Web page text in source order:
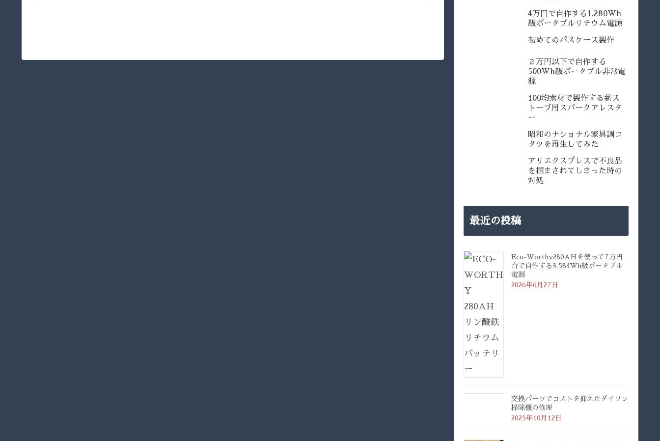
4万円で自作する1,280Wh
級ポータブルリチウム電源
初めてのパスケース製作
２万円以下で自作する
500Wh級ポータブル非常電
源
100均素材で製作する薪ス
トーブ用スパークアレスタ
ー
昭和のナショナル家具調コ
タツを再生してみた
アリエクスプレスで不良品
を掴まされてしまった時の
対処
最近の投稿
Eco-Worthy280AHを使って7万円
台で自作する3,584Wh級ポータブル
電源
2026年6月27日
交換パーツでコストを抑えたダイソン
掃除機の修理
2025年10月12日